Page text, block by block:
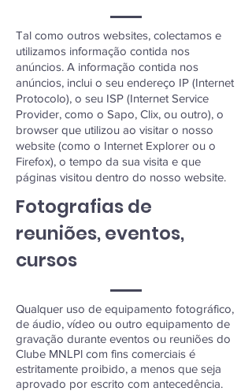
Tal como outros websites, colectamos e
utilizamos informação contida nos
anúncios. A informação contida nos
anúncios, inclui o seu endereço IP (Internet
Protocolo), o seu ISP (Internet Service
Provider, como o Sapo, Clix, ou outro), o
browser que utilizou ao visitar o nosso
website (como o Internet Explorer ou o
Firefox), o tempo da sua visita e que
páginas visitou dentro do nosso website.
Fotografias de
reuniões, eventos,
cursos
Qualquer uso de equipamento fotográfico,
de áudio, vídeo ou outro equipamento de
gravação durante eventos ou reuniões do
Clube MNLPl com fins comerciais é
estritamente proibido, a menos que seja
aprovado por escrito com antecedência.